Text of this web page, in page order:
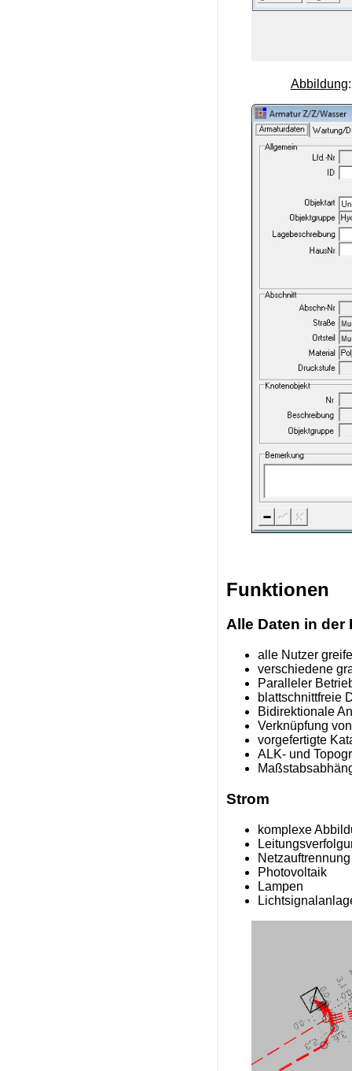
Abbildung
Funktionen
Alle Daten in der
alle Nutzer
verschiedene
Paralleler
blattschnittfreie
Bidirektionale
Verknüpfung
vorgefertigte
ALK- und
Strom
komplexe
Netzauftrennung
Photovoltaik
Lampen